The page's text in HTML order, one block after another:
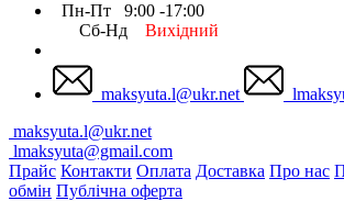
Пн-Пт 9:00 -17:00
Сб-Нд Вихідний
maksyuta.l@ukr.net
maksyuta.l@ukr.net
lmaksyuta@gmail.com
Прайс Контакти Оплата Доставка Про нас
обмін Публічна оферта